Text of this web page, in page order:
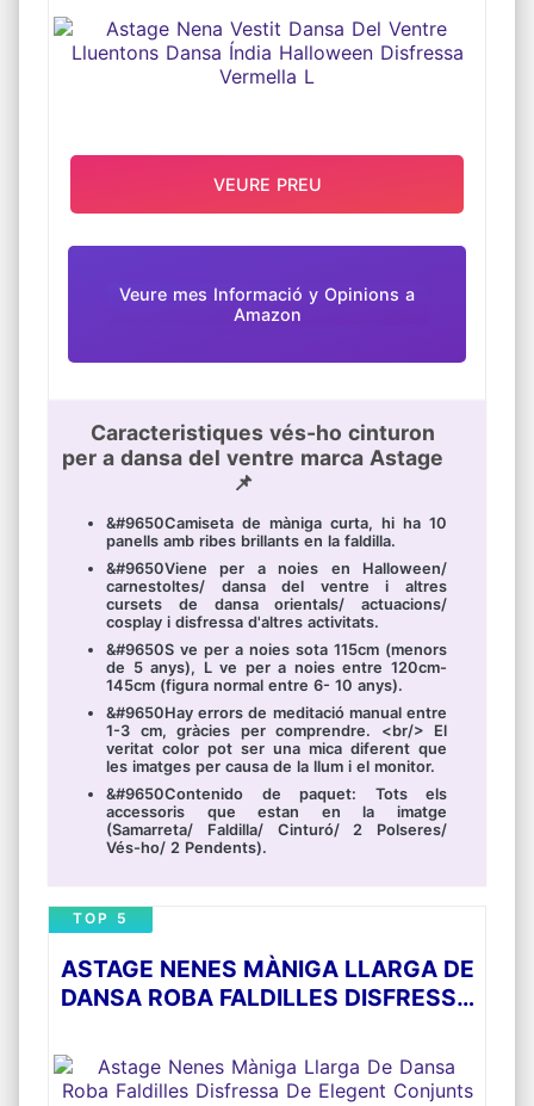
L
Veure mes Informació y Opinions a
Amazon
Caracteristiques vés-ho cinturon
per a dansa del ventre marca Astage
📌
&#9650Camiseta de màniga curta, hi ha 10
panells amb ribes brillants en la faldilla.
&#9650Viene per a noies en Halloween/
carnestoltes/ dansa del ventre i altres
cursets de dansa orientals/ actuacions/
cosplay i disfressa d'altres activitats.
&#9650S ve per a noies sota 115cm (menors
de 5 anys), L ve per a noies entre 120cm-
145cm (figura normal entre 6- 10 anys).
&#9650Hay errors de meditació manual entre
1-3 cm, gràcies per comprendre. <br/> El
veritat color pot ser una mica diferent que
les imatges per causa de la llum i el monitor.
&#9650Contenido de paquet: Tots els
accessoris que estan en la imatge
(Samarreta/ Faldilla/ Cinturó/ 2 Polseres/
Vés-ho/ 2 Pendents).
VEURE PREU
ASTAGE NENES MÀNIGA LLARGA DE
DANSA ROBA FALDILLES DISFRESSA
TOP 5